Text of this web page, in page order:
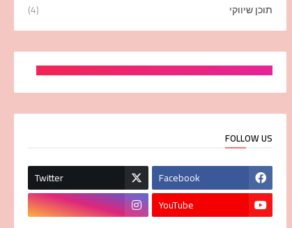
תוכן שיווקי
(4)
FOLLOW US
Facebook
Twitter
YouTube